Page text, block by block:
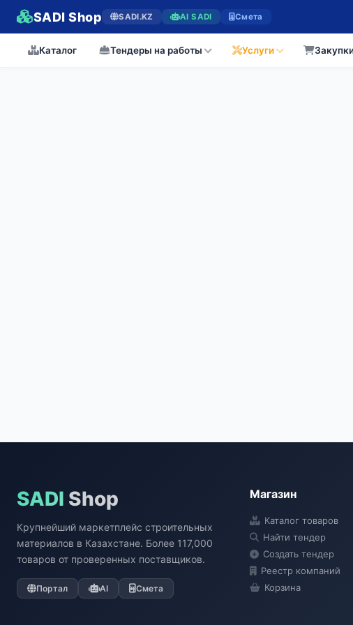
SADI Shop SADI.KZ AI SADI Смета
Каталог Тендеры на работы Услуги
SADI Shop
Крупнейший маркетплейс строительных
материалов в Казахстане. Более 117,000
товаров от проверенных поставщиков.
Портал AI Смета
Магазин
Каталог товаров
Найти тендер
Создать тендер
Реестр компаний
Корзина